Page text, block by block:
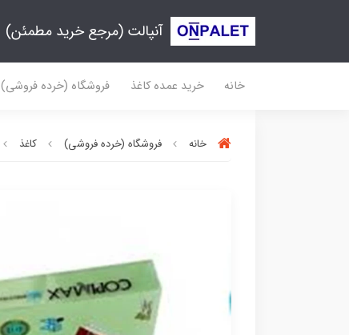
آنپالت (مرجع خرید مطمئن)
خانه خرید عمده کاغذ فروشگاه (خرده فروشی)
خانه فروشگاه (خرده فروشی) کاغذ